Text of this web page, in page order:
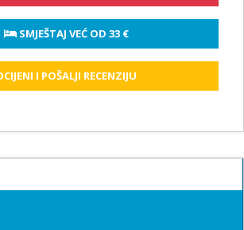
SMJEŠTAJ VEĆ OD 33 €
I POŠALJI RECENZIJU